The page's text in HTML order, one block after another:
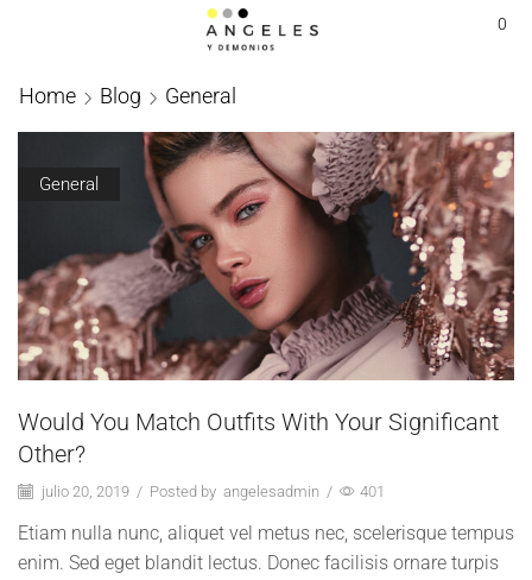
0
Home Blog General
General
Would You Match Outfits With Your Significant
Other?
julio 20, 2019 / Posted by angelesadmin / 401
Etiam nulla nunc, aliquet vel metus nec, scelerisque tempus
enim. Sed eget blandit lectus. Donec facilisis ornare turpis